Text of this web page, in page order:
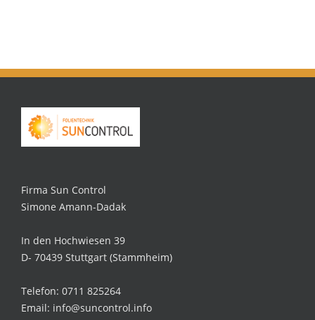
Firma Sun Control
Simone Amann-Dadak
In den Hochwiesen 39
D- 70439 Stuttgart (Stammheim)
Telefon: 0711 825264
Email: info@suncontrol.info